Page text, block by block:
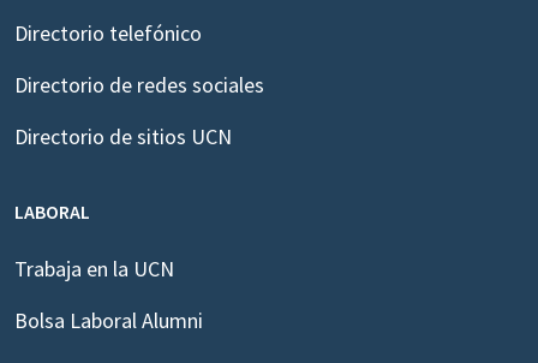
Directorio telefónico
Directorio de redes sociales
Directorio de sitios UCN
LABORAL
Trabaja en la UCN
Bolsa Laboral Alumni